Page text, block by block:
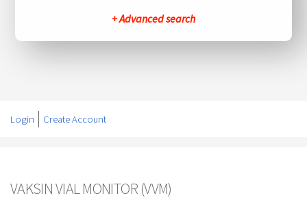
+ Advanced search
Login Create Account
VAKSIN VIAL MONITOR (VVM)